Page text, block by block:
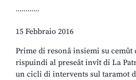
............
15 Febbraio 2016
Prime di resonâ insiemi su cemût
rispuindi al preseât invît di La
un cicli di intervents sul taramot